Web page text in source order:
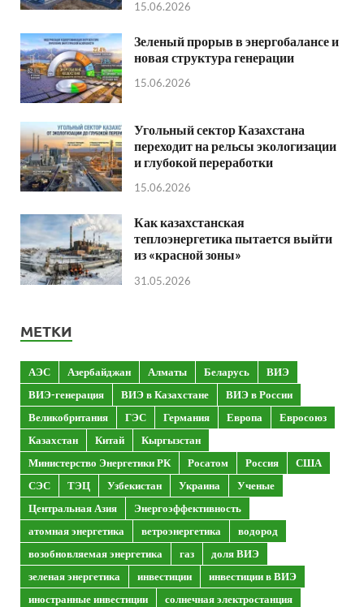
15.06.2026
Зеленый прорыв в энергобалансе и
новая структура генерации
15.06.2026
Угольный сектор Казахстана
переходит на рельсы экологизации
и глубокой переработки
15.06.2026
Как казахстанская
теплоэнергетика пытается выйти
из «красной зоны»
31.05.2026
МЕТКИ
АЭС Азербайджан Алматы Беларусь
ВИЭ
ВИЭ-генерация
ВИЭ в Казахстане
ВИЭ в России
Великобритания
ГЭС Германия Европа
Евросоюз
Казахстан
Китай
Кыргызстан
Министерство Энергетики РК
Росатом Россия
США
СЭС
ТЭЦ Узбекистан Украина
Ученые
Центральная Азия
Энергоэффективность
атомная энергетика
ветроэнергетика
водород
возобновляемая энергетика
газ
доля ВИЭ
зеленая энергетика
инвестиции
инвестиции в ВИЭ
иностранные инвестиции
солнечная электростанция